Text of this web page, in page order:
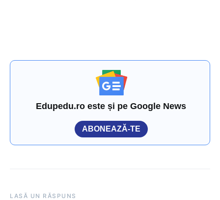
Edupedu.ro este și pe Google News
ABONEAZĂ-TE
LASĂ UN RĂSPUNS